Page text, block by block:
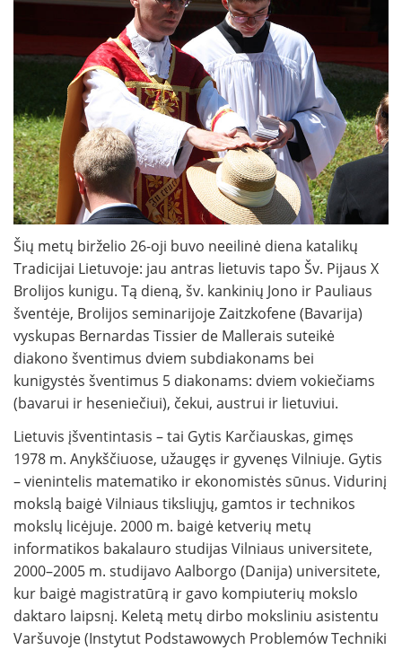
Šių metų birželio 26-oji buvo neeilinė diena katalikų
Tradicijai Lietuvoje: jau antras lietuvis tapo Šv. Pijaus X
Brolijos kunigu. Tą dieną, šv. kankinių Jono ir Pauliaus
šventėje, Brolijos seminarijoje Zaitzkofene (Bavarija)
vyskupas Bernardas Tissier de Mallerais suteikė
diakono šventimus dviem subdiakonams bei
kunigystės šventimus 5 diakonams: dviem vokiečiams
(bavarui ir heseniečiui), čekui, austrui ir lietuviui.
Lietuvis įšventintasis – tai Gytis Karčiauskas, gimęs
1978 m. Anykščiuose, užaugęs ir gyvenęs Vilniuje. Gytis
– vienintelis matematiko ir ekonomistės sūnus. Vidurinį
mokslą baigė Vilniaus tiksliųjų, gamtos ir technikos
mokslų licėjuje. 2000 m. baigė ketverių metų
informatikos bakalauro studijas Vilniaus universitete,
2000–2005 m. studijavo Aalborgo (Danija) universitete,
kur baigė magistratūrą ir gavo kompiuterių mokslo
daktaro laipsnį. Keletą metų dirbo moksliniu asistentu
Varšuvoje (Instytut Podstawowych Problemów Techniki